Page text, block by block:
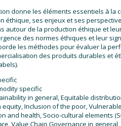
donne les éléments essentiels à la
éthique, ses enjeux et ses
autour de la production éthique et
des normes éthiques et leur
les méthodes pour évaluer la
des produits durables et
specific
in general, Equitable
Inclusion of the poor,
and health, Socio-cultural elements
Value Chain Governance in